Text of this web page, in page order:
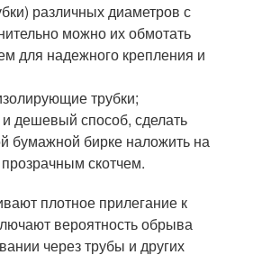
различных диаметров с
можно их обмотать
для надежного крепления и
трубки;
дешевый способ, сделать
бумажной бирке наложить на
скотчем.
плотное прилегание к
вероятность обрыва
через трубы и других